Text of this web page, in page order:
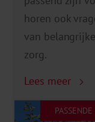
horen ook
van
zorg.
Lees meer